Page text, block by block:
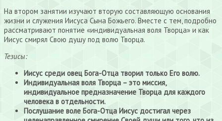
На втором занятии изучают вторую составляющую основания
жизни и служения Иисуса Сына Божьего. Вместе с тем, подробно
рассматривают понятие «индивидуальная воля Творца» и как
Иисус смирял Свою душу под волю Творца.
Тезисы:
Иисус среди овец Бога-Отца творил только Его волю.
Индивидуальная воля Творца – это миссия,
индивидуальное предназначение Творца для каждого
человека в отдельности.
Послушание воле Бога-Отца Иисус достигал через